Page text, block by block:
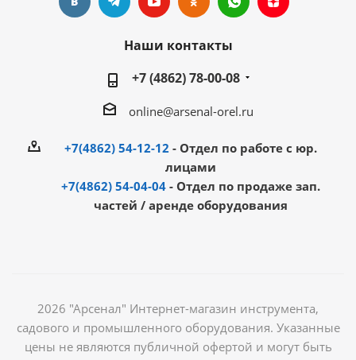
Наши контакты
+7 (4862) 78-00-08
online@arsenal-orel.ru
+7(4862) 54-12-12 - Отдел по работе с юр.
лицами
+7(4862) 54-04-04 - Отдел по продаже зап.
частей / аренде оборудования
2026 "Арсенал" Интернет-магазин инструмента,
садового и промышленного оборудования. Указанные
цены не являются публичной офертой и могут быть